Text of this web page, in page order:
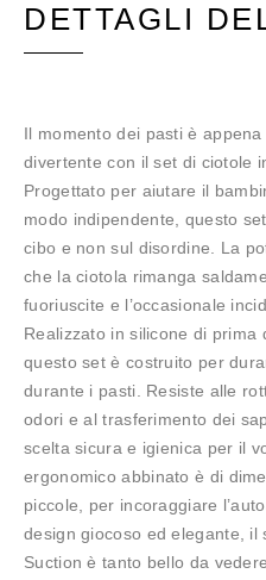
DETTAGLI
Il momento dei pasti è
divertente con il set di ciotole
Progettato per aiutare il
modo indipendente, questo
cibo e non sul disordine. La
che la ciotola rimanga
fuoriuscite e l’occasionale
Realizzato in silicone di prima
questo set è costruito per
durante i pasti. Resiste alle
odori e al trasferimento dei
scelta sicura e igienica per il
ergonomico abbinato è di
piccole, per incoraggiare
design giocoso ed elegante, il
Suction è tanto bello da